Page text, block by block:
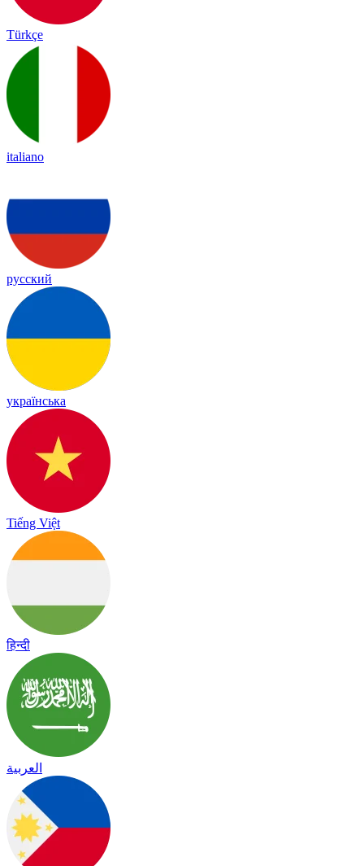
Türkçe
italiano
русский
українська
Tiếng Việt
हिन्दी
العربية